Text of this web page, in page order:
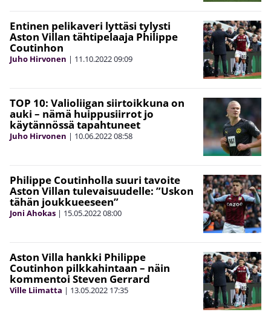
Entinen pelikaveri lyttäsi tylysti
Aston Villan tähtipelaaja Philippe
Coutinhon
Juho Hirvonen | 11.10.202209:09
TOP 10: Valioliigan siirtoikkuna on
auki – nämä huippusiirrot jo
käytännössä tapahtuneet
Juho Hirvonen | 10.06.202208:58
Philippe Coutinholla suuri tavoite
Aston Villan tulevaisuudelle: ”Uskon
tähän joukkueeseen”
Joni Ahokas | 15.05.202208:00
Aston Villa hankki Philippe
Coutinhon pilkkahintaan – näin
kommentoi Steven Gerrard
Ville Liimatta | 13.05.2022 17:35